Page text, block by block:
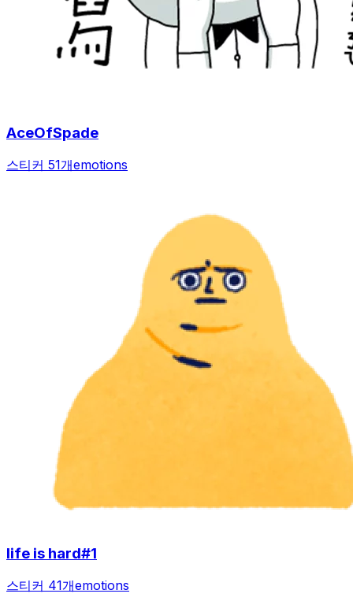
AceOfSpade
스티커 51개emotions
life is hard#1
스티커 41개emotions